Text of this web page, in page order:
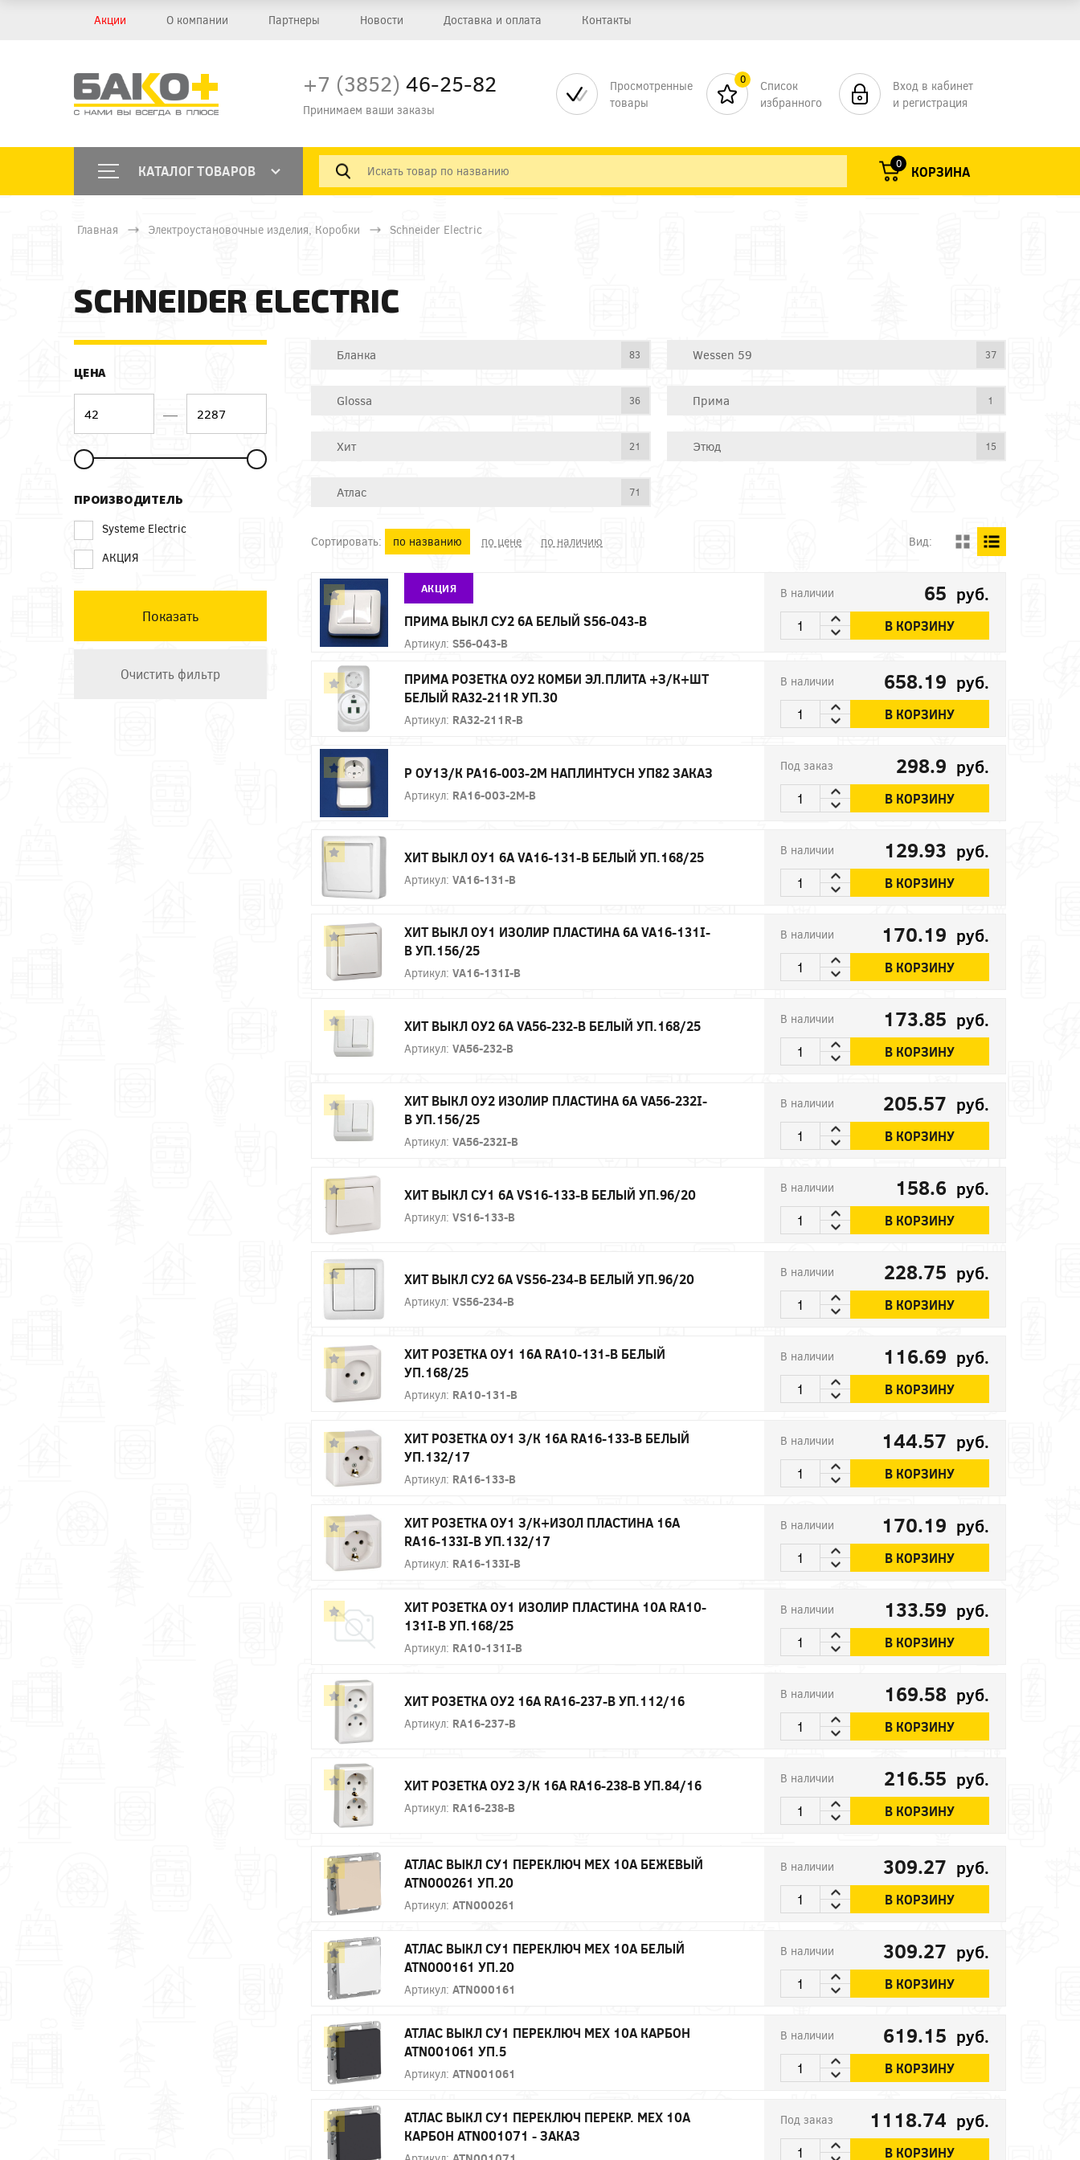
Акции О компании Партнеры Новости Доставка и оплата Контакты
+7 (3852) 46-25-82
Принимаем ваши заказы
Просмотренные
товары
0
Список
избранного
Вход в кабинет
и регистрация
КАТАЛОГ ТОВАРОВ 0 КОРЗИНА
Главная Электроустановочные изделия, Коробки Schneider Electric
SCHNEIDER ELECTRIC
ЦЕНА
—
ПРОИЗВОДИТЕЛЬ
Systeme Electric
АКЦИЯ
Бланка 83 Wessen 59 37
Glossa 36 Прима 1
Хит 21 Этюд 15
Атлас 71
Сортировать: по названию по цене по наличию Вид:
АКЦИЯ
ПРИМА ВЫКЛ СУ2 6А БЕЛЫЙ S56-043-B
Артикул: S56-043-B
В наличии 65 руб.
В КОРЗИНУ
ПРИМА РОЗЕТКА ОУ2 КОМБИ ЭЛ.ПЛИТА +З/К+ШТ
БЕЛЫЙ RA32-211R УП.30
Артикул: RA32-211R-B
В наличии 658.19 руб.
В КОРЗИНУ
Р ОУ1З/К РА16-003-2М НАПЛИНТУСН УП82 ЗАКАЗ
Артикул: RA16-003-2M-B
Под заказ 298.9 руб.
В КОРЗИНУ
ХИТ ВЫКЛ ОУ1 6А VA16-131-B БЕЛЫЙ УП.168/25
Артикул: VA16-131-B
В наличии 129.93 руб.
В КОРЗИНУ
ХИТ ВЫКЛ ОУ1 ИЗОЛИР ПЛАСТИНА 6А VA16-131I-
B УП.156/25
Артикул: VA16-131I-B
В наличии 170.19 руб.
В КОРЗИНУ
ХИТ ВЫКЛ ОУ2 6А VA56-232-B БЕЛЫЙ УП.168/25
Артикул: VA56-232-B
В наличии 173.85 руб.
В КОРЗИНУ
ХИТ ВЫКЛ ОУ2 ИЗОЛИР ПЛАСТИНА 6А VA56-232I-
B УП.156/25
Артикул: VA56-232I-B
В наличии 205.57 руб.
В КОРЗИНУ
ХИТ ВЫКЛ СУ1 6А VS16-133-B БЕЛЫЙ УП.96/20
Артикул: VS16-133-B
В наличии 158.6 руб.
В КОРЗИНУ
ХИТ ВЫКЛ СУ2 6А VS56-234-B БЕЛЫЙ УП.96/20
Артикул: VS56-234-B
В наличии 228.75 руб.
В КОРЗИНУ
ХИТ РОЗЕТКА ОУ1 16А RA10-131-B БЕЛЫЙ
УП.168/25
Артикул: RA10-131-B
В наличии 116.69 руб.
В КОРЗИНУ
ХИТ РОЗЕТКА ОУ1 З/К 16А RA16-133-B БЕЛЫЙ
УП.132/17
Артикул: RA16-133-B
В наличии 144.57 руб.
В КОРЗИНУ
ХИТ РОЗЕТКА ОУ1 З/К+ИЗОЛ ПЛАСТИНА 16А
RA16-133I-B УП.132/17
Артикул: RA16-133I-B
В наличии 170.19 руб.
В КОРЗИНУ
ХИТ РОЗЕТКА ОУ1 ИЗОЛИР ПЛАСТИНА 10А RA10-
131I-B УП.168/25
Артикул: RA10-131I-B
В наличии 133.59 руб.
В КОРЗИНУ
ХИТ РОЗЕТКА ОУ2 16А RA16-237-B УП.112/16
Артикул: RA16-237-B
В наличии 169.58 руб.
В КОРЗИНУ
ХИТ РОЗЕТКА ОУ2 З/К 16А RA16-238-B УП.84/16
Артикул: RA16-238-B
В наличии 216.55 руб.
В КОРЗИНУ
АТЛАС ВЫКЛ СУ1 ПЕРЕКЛЮЧ МЕХ 10А БЕЖЕВЫЙ
ATN000261 УП.20
Артикул: ATN000261
В наличии 309.27 руб.
В КОРЗИНУ
АТЛАС ВЫКЛ СУ1 ПЕРЕКЛЮЧ МЕХ 10А БЕЛЫЙ
ATN000161 УП.20
Артикул: ATN000161
В наличии 309.27 руб.
В КОРЗИНУ
АТЛАС ВЫКЛ СУ1 ПЕРЕКЛЮЧ МЕХ 10А КАРБОН
ATN001061 УП.5
Артикул: ATN001061
В наличии 619.15 руб.
В КОРЗИНУ
АТЛАС ВЫКЛ СУ1 ПЕРЕКЛЮЧ ПЕРЕКР. МЕХ 10А
КАРБОН ATN001071 - ЗАКАЗ
Под заказ 1118.74 руб.
В КОРЗИНУ